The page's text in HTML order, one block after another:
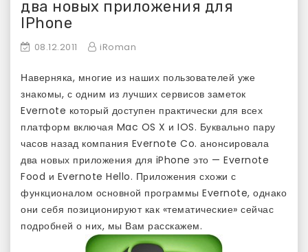
два новых приложения для
IPhone
08.12.2011 iRoman
Наверняка, многие из наших пользователей уже
знакомы, с одним из лучших сервисов заметок
Evernote который доступен практически для всех
платформ включая Mac OS X и IOS. Буквально пару
часов назад компания Evernote Co. анонсировала
два новых приложения для iPhone это — Evernote
Food и Evernote Hello. Приложения схожи с
функционалом основной программы Evernote, однако
они себя позиционируют как «тематические» сейчас
подробней о них, мы Вам расскажем.